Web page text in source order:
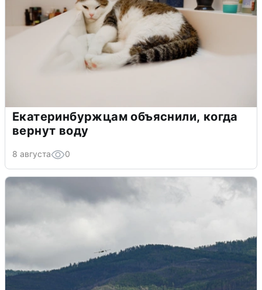
Екатеринбуржцам объяснили, когда
вернут воду
8 августа 0